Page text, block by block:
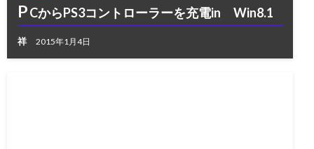
PCからPS3コントローラーを充電in Win8.1
祥 2015年1月4日